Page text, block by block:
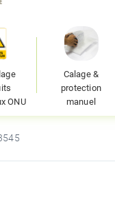
ONU
Calage &
protection
manuel